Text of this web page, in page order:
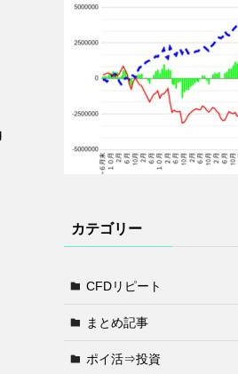
カテゴリー
CFDリピート
まとめ記事
ポイ活⇒投資